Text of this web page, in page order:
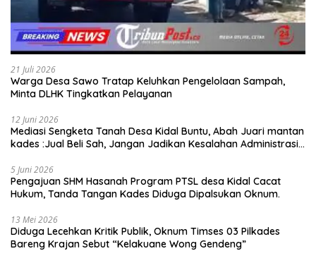
21 Juli 2026
Warga Desa Sawo Tratap Keluhkan Pengelolaan Sampah,
Minta DLHK Tingkatkan Pelayanan
12 Juni 2026
Mediasi Sengketa Tanah Desa Kidal Buntu, Abah Juari mantan
kades :Jual Beli Sah, Jangan Jadikan Kesalahan Administrasi
5 Juni 2026
Pengajuan SHM Hasanah Program PTSL desa Kidal Cacat
Hukum, Tanda Tangan Kades Diduga Dipalsukan Oknum.
13 Mei 2026
Diduga Lecehkan Kritik Publik, Oknum Timses 03 Pilkades
Bareng Krajan Sebut “Kelakuane Wong Gendeng”